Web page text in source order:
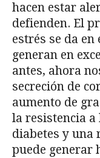
hacen estar
defienden. El
estrés se da en
generan en
antes, ahora
secreción de
aumento de
la resistencia
diabetes y una
puede generar